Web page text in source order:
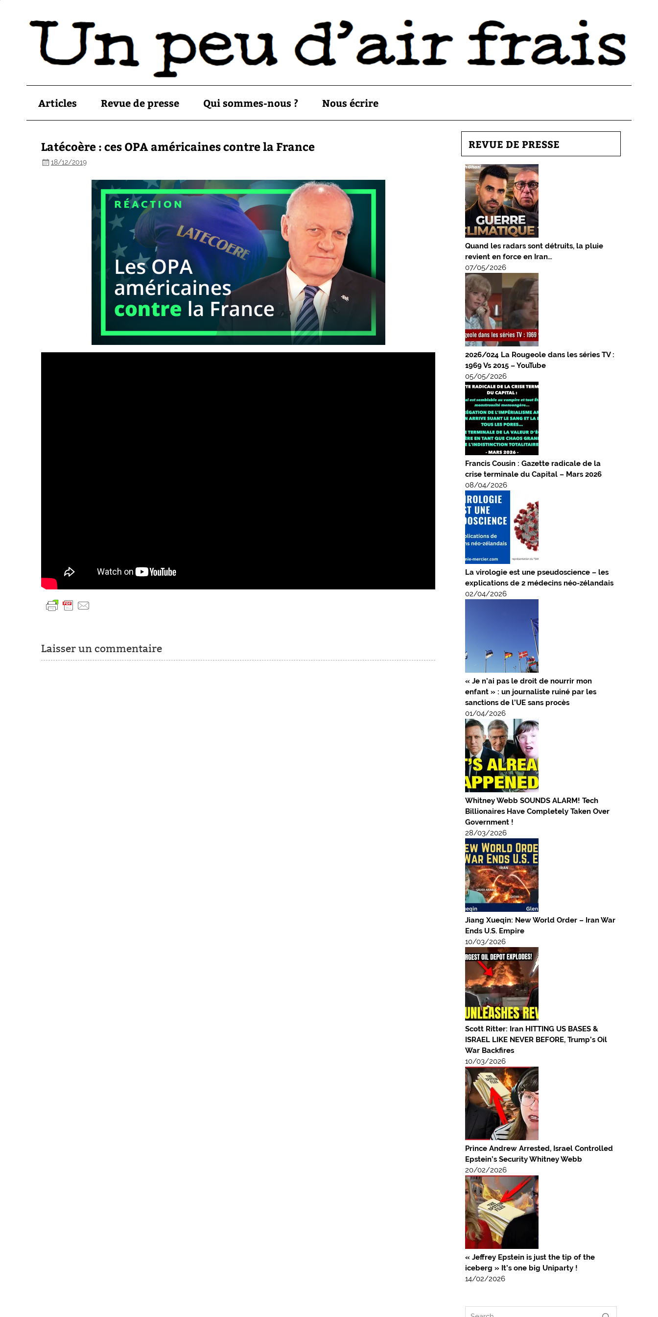
Articles Revue de presse Qui sommes-nous ? Nous écrire
Latécoère : ces OPA américaines contre la France
18/12/2019
Laisser un commentaire
REVUE DE PRESSE
Quand les radars sont détruits, la pluie
revient en force en Iran…
07/05/2026
2026/024 La Rougeole dans les séries TV :
1969 Vs 2015 – YouTube
05/05/2026
Francis Cousin : Gazette radicale de la
crise terminale du Capital – Mars 2026
08/04/2026
La virologie est une pseudoscience – les
explications de 2 médecins néo-zélandais
02/04/2026
« Je n’ai pas le droit de nourrir mon
enfant » : un journaliste ruiné par les
sanctions de l’UE sans procès
01/04/2026
Whitney Webb SOUNDS ALARM! Tech
Billionaires Have Completely Taken Over
Government !
28/03/2026
Jiang Xueqin: New World Order – Iran War
Ends U.S. Empire
10/03/2026
Scott Ritter: Iran HITTING US BASES &
ISRAEL LIKE NEVER BEFORE, Trump’s Oil
War Backfires
10/03/2026
Prince Andrew Arrested, Israel Controlled
Epstein’s Security Whitney Webb
20/02/2026
« Jeffrey Epstein is just the tip of the
iceberg » It’s one big Uniparty !
14/02/2026